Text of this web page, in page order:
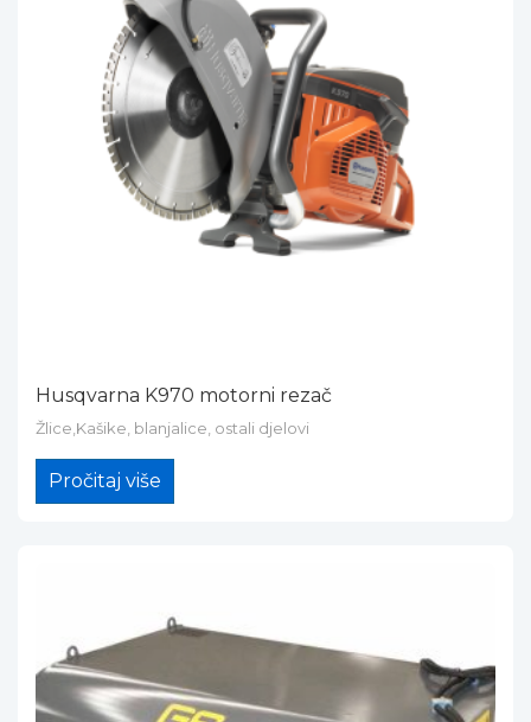
Husqvarna K970 motorni rezač
Žlice,Kašike, blanjalice, ostali djelovi
Pročitaj više